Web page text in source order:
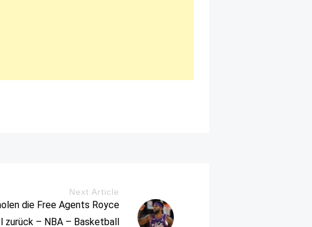
Next Article
die Free Agents Royce
zurück – NBA – Basketball